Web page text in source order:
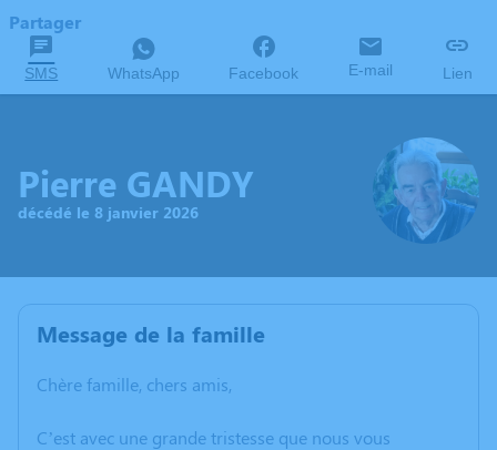
Partager
SMS WhatsApp Facebook E-mail Lien
Pierre GANDY
décédé le 8 janvier 2026
Message de la famille
Chère famille, chers amis,
C’est avec une grande tristesse que nous vous